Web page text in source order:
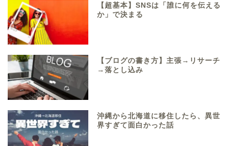
【超基本】SNSは「誰に何を伝える
か」で決まる
【ブログの書き方】主張→リサーチ
→落とし込み
沖縄から北海道に移住したら、異世
界すぎて面白かった話